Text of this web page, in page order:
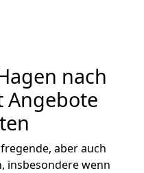
nach
Angebote
aber auch
insbesondere wenn